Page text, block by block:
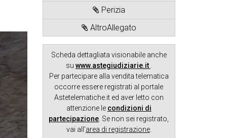
Perizia
AltroAllegato
Scheda dettagliata visionabile anche
su www.astegiudiziarie.it
Per partecipare alla vendita telematica
occorre essere registrati al portale
Astetelematiche.it ed aver letto con
attenzione le condizioni di
partecipazione . Se non sei registrato,
vai all'area di registrazione.